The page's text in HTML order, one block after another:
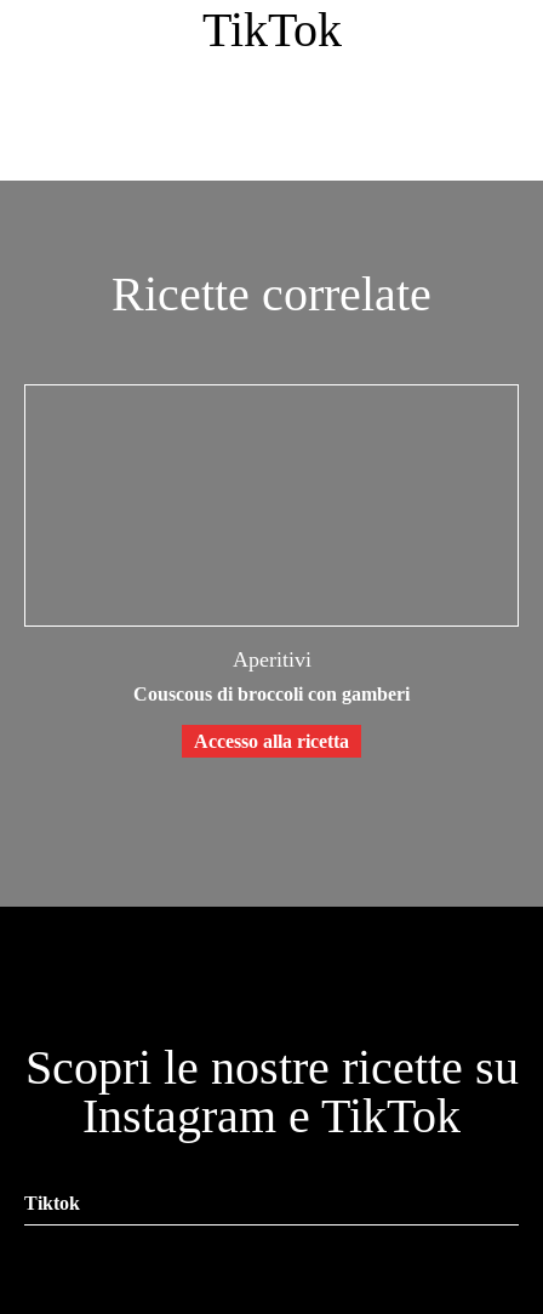
TikTok
Ricette correlate
Aperitivi
Couscous di broccoli con gamberi
Accesso alla ricetta
Scopri le nostre ricette su
Instagram e TikTok
Tiktok